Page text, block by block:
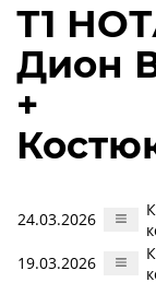
Т1
Дион
+
24.03.2026
19.03.2026